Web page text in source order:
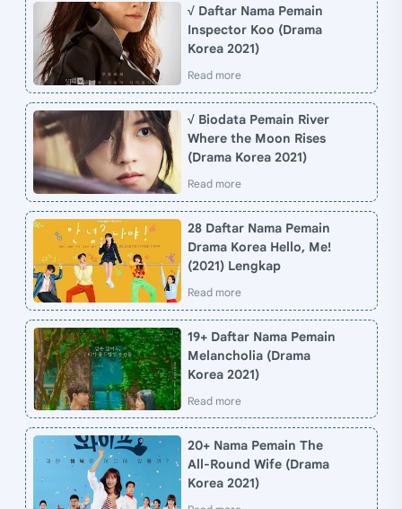
√ Daftar Nama Pemain
Inspector Koo (Drama
Korea 2021)
√ Biodata Pemain River
Where the Moon Rises
(Drama Korea 2021)
28 Daftar Nama Pemain
Drama Korea Hello, Me!
(2021) Lengkap
19+ Daftar Nama Pemain
Melancholia (Drama
Korea 2021)
20+ Nama Pemain The
All-Round Wife (Drama
Korea 2021)